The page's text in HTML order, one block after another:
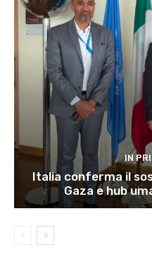
IN
Italia conferma il
Gaza e hub